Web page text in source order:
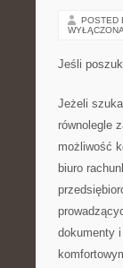
POSTED
WYŁĄCZONA
Jeśli
Jeżeli
równolegle
możliwość
biuro
dokumenty